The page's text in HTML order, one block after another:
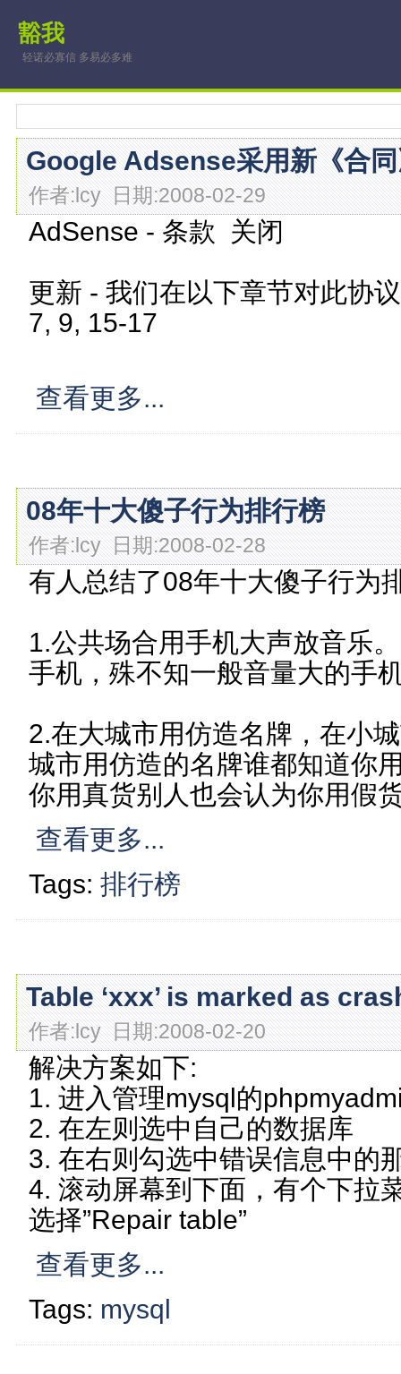
豁我
轻诺必寡信 多易必多难
Google Adsense采用新《合
作者:lcy 日期:2008-02-29
AdSense - 条款 关闭
更新 - 我们在以下章节对此协
7, 9, 15-17
查看更多...
08年十大傻子行为排行榜
作者:lcy 日期:2008-02-28
有人总结了08年十大傻子行为
1.公共场合用手机大声放音乐
手机，殊不知一般音量大的手
2.在大城市用仿造名牌，在小
城市用仿造的名牌谁都知道你
你用真货别人也会认为你用假
查看更多...
Tags:排行榜
Table ‘xxx’ is marked as
作者:lcy 日期:2008-02-20
解决方案如下:
1. 进入管理mysql的
2. 在左则选中自己的数据库
3. 在右则勾选中错误信息中的
4. 滚动屏幕到下面，有个下拉
选择”Repair table”
查看更多...
Tags: mysql